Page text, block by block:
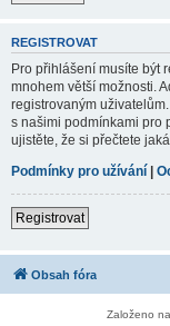
REGISTROVAT
Pro přihlášení musíte být
mnohem větší možnosti.
registrovaným
s našimi podmínkami pro
ujistěte, že si přečtete
Podmínky pro užívání |
Registrovat
Obsah fóra
Založeno na